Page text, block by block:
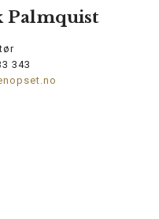
Palmquist
343